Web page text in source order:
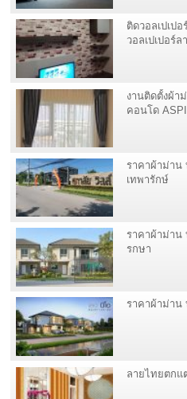
ติดวอลเปเป
วอลเปเปอร์
งานติดตั้งผ้า
คอนโด
ราคาผ้าม่าน
เทพารักษ์
ราคาผ้าม่าน
รกษา
ราคาผ้าม่าน
ลายไทยตกแ